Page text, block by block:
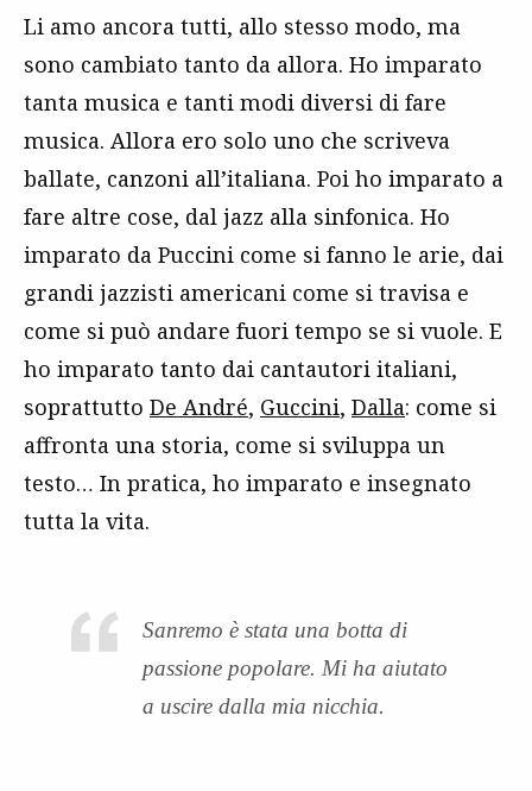
Li amo ancora tutti, allo stesso modo, ma
sono cambiato tanto da allora. Ho imparato
tanta musica e tanti modi diversi di fare
musica. Allora ero solo uno che scriveva
ballate, canzoni all’italiana. Poi ho imparato a
fare altre cose, dal jazz alla sinfonica. Ho
imparato da Puccini come si fanno le arie, dai
grandi jazzisti americani come si travisa e
come si può andare fuori tempo se si vuole. E
ho imparato tanto dai cantautori italiani,
soprattutto De André, Guccini, Dalla: come si
affronta una storia, come si sviluppa un
testo… In pratica, ho imparato e insegnato
tutta la vita.
Sanremo è stata una botta di
passione popolare. Mi ha aiutato
a uscire dalla mia nicchia.